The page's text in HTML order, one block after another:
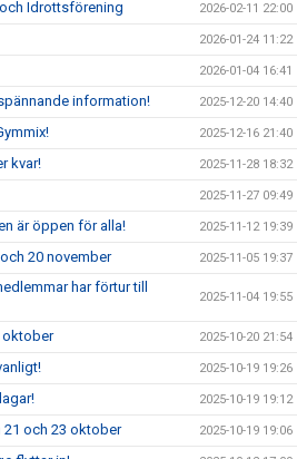
Idrottsförening 2026-02-11 22:00
2026-01-24 11:22
2026-01-04 16:41
information! 2025-12-20 14:40
2025-12-16 21:40
kvar! 2025-11-28 18:32
2025-11-27 09:49
är öppen för alla! 2025-11-12 19:39
20 november 2025-11-05 19:37
har förtur till
2025-11-04 19:55
oktober 2025-10-20 21:54
2025-10-19 19:26
2025-10-19 19:12
21 och 23 oktober 2025-10-19 19:06